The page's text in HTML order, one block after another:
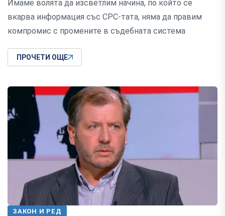
Имаме волята да изсветлим начина, по който се
вкарва информация със СРС-тата, няма да правим
компромис с промените в съдебната система
ПРОЧЕТИ ОЩЕ
ЗАКОН И РЕД